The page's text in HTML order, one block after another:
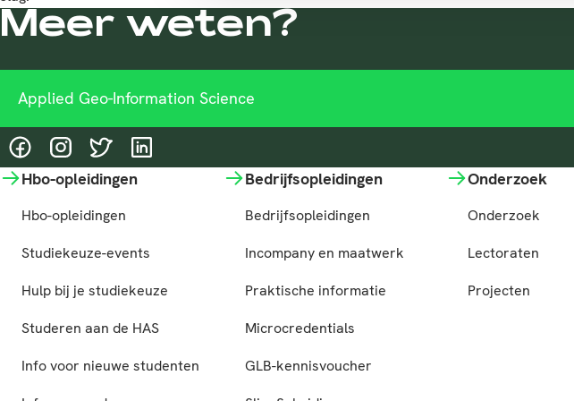
Meer weten?
Applied Geo-Information Science
@HASgreenacademy
@HASgreenacademy
@greenacademyHAS
@HASgreenacademy
Hbo-opleidingen
Hbo-opleidingen
Studiekeuze-events
Hulp bij je studiekeuze
Studeren aan de HAS
Info voor nieuwe studenten
Bedrijfsopleidingen
Bedrijfsopleidingen
Incompany en maatwerk
Praktische informatie
Microcredentials
GLB-kennisvoucher
Onderzoek
Onderzoek
Lectoraten
Projecten